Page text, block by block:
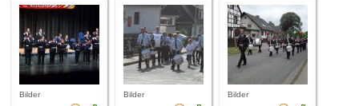
Bilder Bilder Bilder